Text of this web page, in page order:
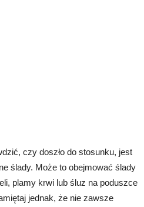
czy doszło do stosunku, jest
ślady. Może to obejmować ślady
plamy krwi lub śluz na poduszce
jednak, że nie zawsze